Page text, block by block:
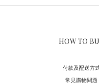
HOW TO
付款及配送方
常見購物問題